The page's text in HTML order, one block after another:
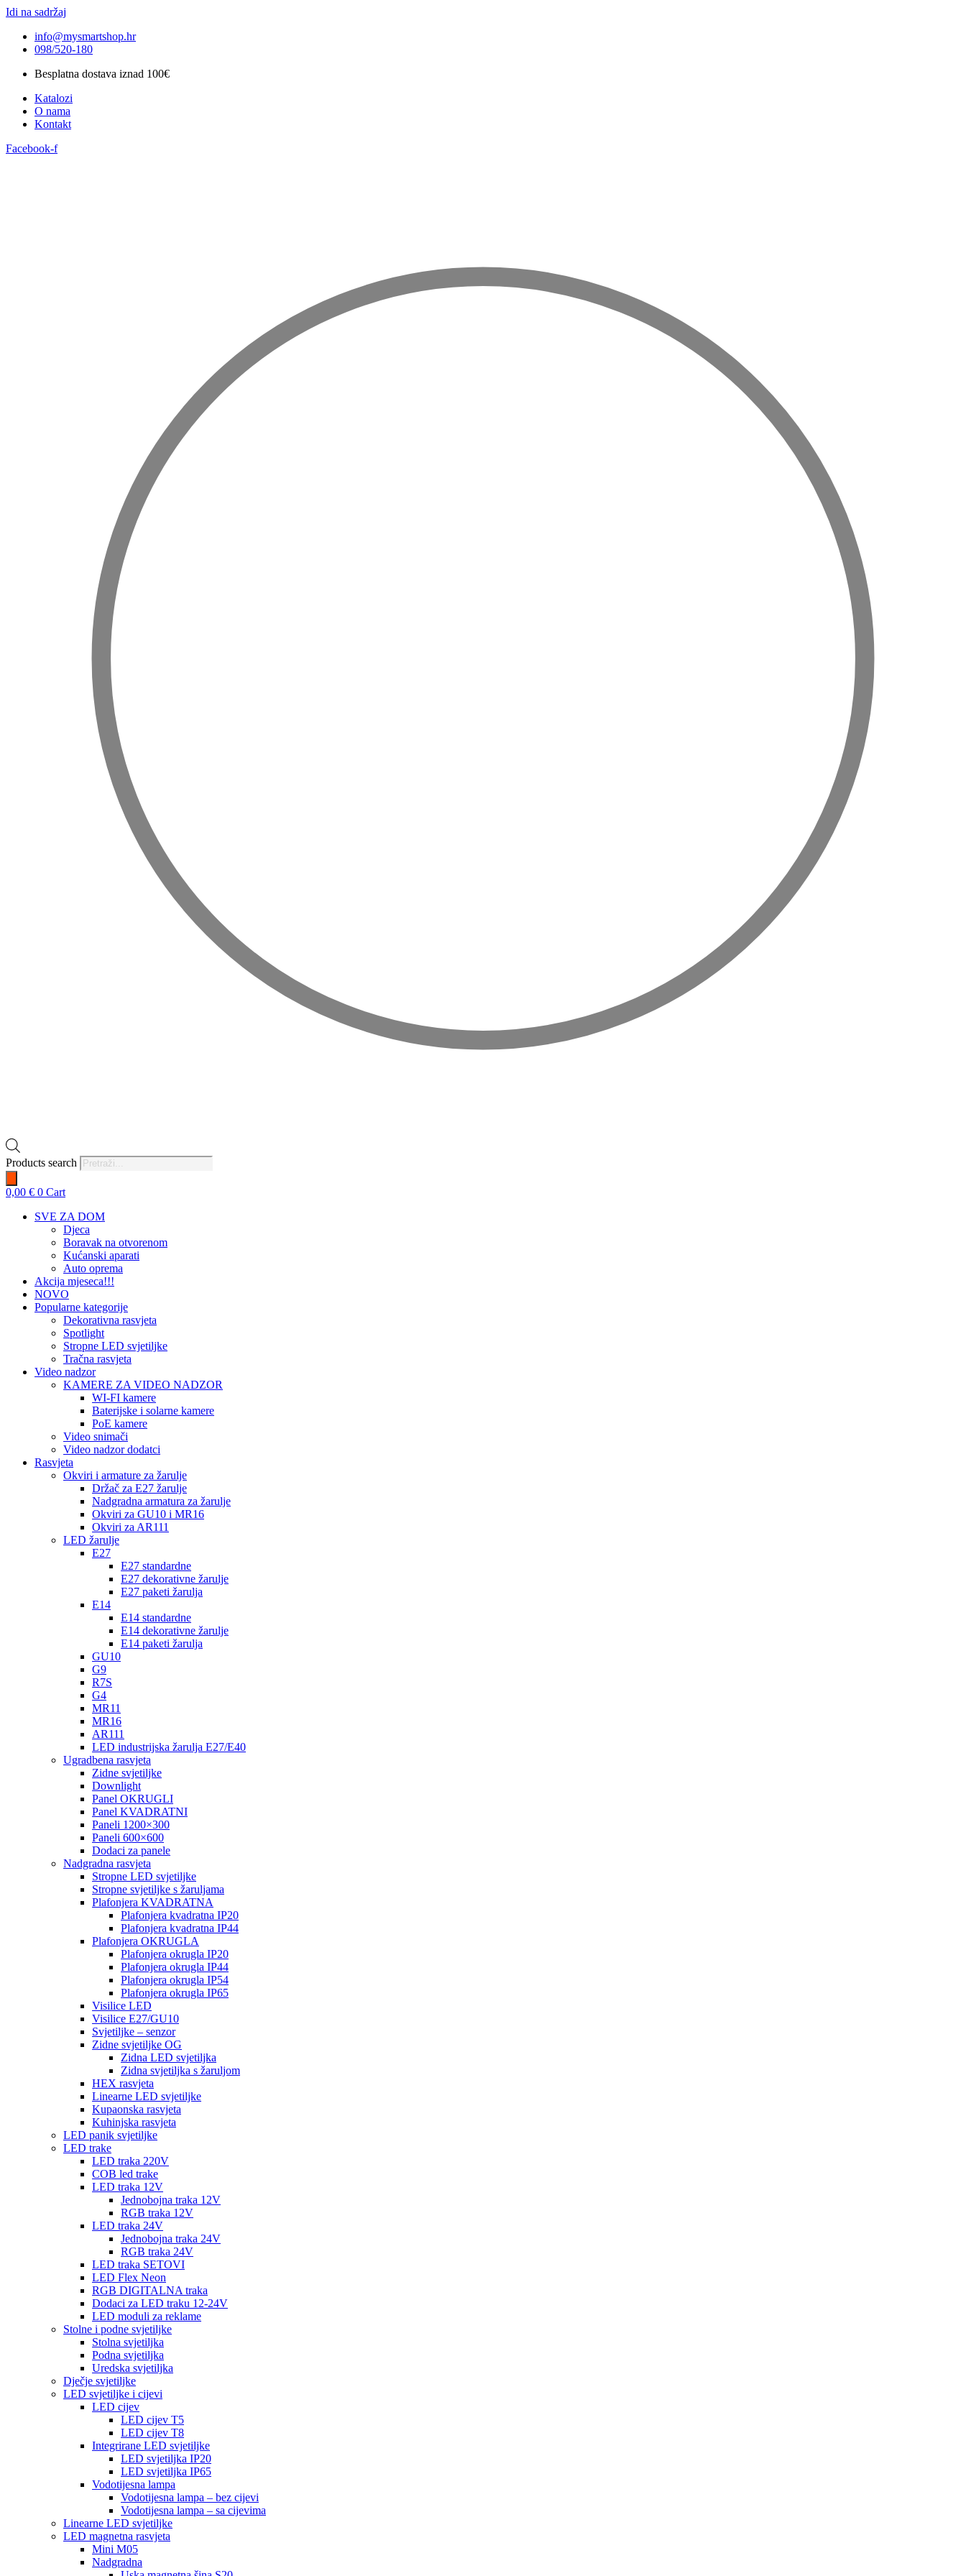
Idi na sadržaj
info@mysmartshop.hr
098/520-180
Besplatna dostava iznad 100€
Katalozi
O nama
Kontakt
Facebook-f
Products search
0,00 € 0 Cart
SVE ZA DOM
Djeca
Boravak na otvorenom
Kućanski aparati
Auto oprema
Akcija mjeseca!!!
NOVO
Popularne kategorije
Dekorativna rasvjeta
Spotlight
Stropne LED svjetiljke
Tračna rasvjeta
Video nadzor
KAMERE ZA VIDEO NADZOR
WI-FI kamere
Baterijske i solarne kamere
PoE kamere
Video snimači
Video nadzor dodatci
Rasvjeta
Okviri i armature za žarulje
Držač za E27 žarulje
Nadgradna armatura za žarulje
Okviri za GU10 i MR16
Okviri za AR111
LED žarulje
E27
E27 standardne
E27 dekorativne žarulje
E27 paketi žarulja
E14
E14 standardne
E14 dekorativne žarulje
E14 paketi žarulja
GU10
G9
R7S
G4
MR11
MR16
AR111
LED industrijska žarulja E27/E40
Ugradbena rasvjeta
Zidne svjetiljke
Downlight
Panel OKRUGLI
Panel KVADRATNI
Paneli 1200×300
Paneli 600×600
Dodaci za panele
Nadgradna rasvjeta
Stropne LED svjetiljke
Stropne svjetiljke s žaruljama
Plafonjera KVADRATNA
Plafonjera kvadratna IP20
Plafonjera kvadratna IP44
Plafonjera OKRUGLA
Plafonjera okrugla IP20
Plafonjera okrugla IP44
Plafonjera okrugla IP54
Plafonjera okrugla IP65
Visilice LED
Visilice E27/GU10
Svjetiljke – senzor
Zidne svjetiljke OG
Zidna LED svjetiljka
Zidna svjetiljka s žaruljom
HEX rasvjeta
Linearne LED svjetiljke
Kupaonska rasvjeta
Kuhinjska rasvjeta
LED panik svjetiljke
LED trake
LED traka 220V
COB led trake
LED traka 12V
Jednobojna traka 12V
RGB traka 12V
LED traka 24V
Jednobojna traka 24V
RGB traka 24V
LED traka SETOVI
LED Flex Neon
RGB DIGITALNA traka
Dodaci za LED traku 12-24V
LED moduli za reklame
Stolne i podne svjetiljke
Stolna svjetiljka
Podna svjetiljka
Uredska svjetiljka
Dječje svjetiljke
LED svjetiljke i cijevi
LED cijev
LED cijev T5
LED cijev T8
Integrirane LED svjetiljke
LED svjetiljka IP20
LED svjetiljka IP65
Vodotijesna lampa
Vodotijesna lampa – bez cijevi
Vodotijesna lampa – sa cijevima
Linearne LED svjetiljke
LED magnetna rasvjeta
Mini M05
Nadgradna